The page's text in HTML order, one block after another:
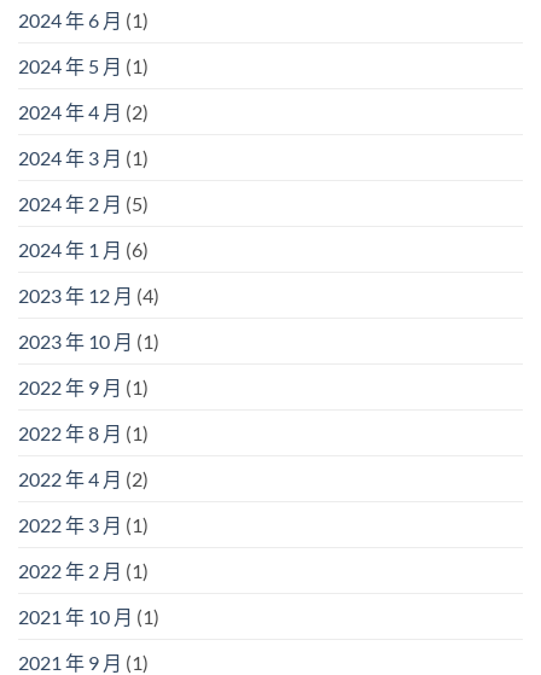
2024 年 6 月 (1)
2024 年 5 月 (1)
2024 年 4 月 (2)
2024 年 3 月 (1)
2024 年 2 月 (5)
2024 年 1 月 (6)
2023 年 12 月 (4)
2023 年 10 月 (1)
2022 年 9 月 (1)
2022 年 8 月 (1)
2022 年 4 月 (2)
2022 年 3 月 (1)
2022 年 2 月 (1)
2021 年 10 月 (1)
2021 年 9 月 (1)